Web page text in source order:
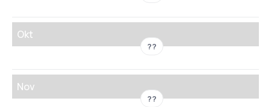
Okt
??
Nov
??